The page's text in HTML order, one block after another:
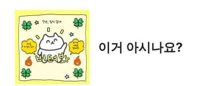
content
이거 아시나요?